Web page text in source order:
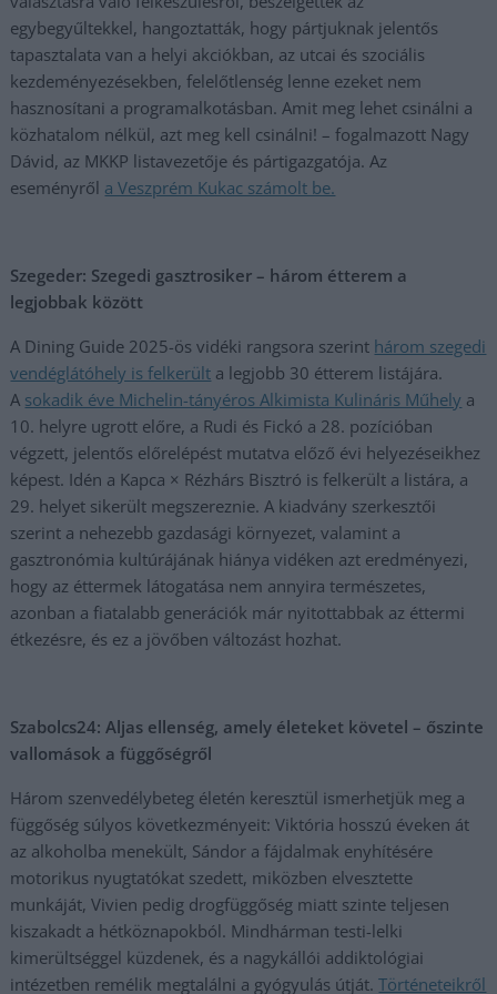
egybegyűltekkel, hangoztatták, hogy pártjuknak jelentős
tapasztalata van a helyi akciókban, az utcai és szociális
kezdeményezésekben, felelőtlenség lenne ezeket nem
hasznosítani a programalkotásban. Amit meg lehet csinálni a
közhatalom nélkül, azt meg kell csinálni! – fogalmazott Nagy
Dávid, az MKKP listavezetője és pártigazgatója. Az
eseményről a Veszprém Kukac számolt be.
Szegeder: Szegedi gasztrosiker – három étterem a
legjobbak között
A Dining Guide 2025-ös vidéki rangsora szerint három szegedi
vendéglátóhely is felkerült a legjobb 30 étterem listájára.
A sokadik éve Michelin-tányéros Alkimista Kulináris Műhely a
10. helyre ugrott előre, a Rudi és Fickó a 28. pozícióban
végzett, jelentős előrelépést mutatva előző évi helyezéseikhez
képest. Idén a Kapca × Rézhárs Bisztró is felkerült a listára, a
29. helyet sikerült megszereznie. A kiadvány szerkesztői
szerint a nehezebb gazdasági környezet, valamint a
gasztronómia kultúrájának hiánya vidéken azt eredményezi,
hogy az éttermek látogatása nem annyira természetes,
azonban a fiatalabb generációk már nyitottabbak az éttermi
étkezésre, és ez a jövőben változást hozhat.
Szabolcs24: Aljas ellenség, amely életeket követel – őszinte
vallomások a függőségről
Három szenvedélybeteg életén keresztül ismerhetjük meg a
függőség súlyos következményeit: Viktória hosszú éveken át
az alkoholba menekült, Sándor a fájdalmak enyhítésére
motorikus nyugtatókat szedett, miközben elvesztette
munkáját, Vivien pedig drogfüggőség miatt szinte teljesen
kiszakadt a hétköznapokból. Mindhárman testi-lelki
kimerültséggel küzdenek, és a nagykállói addiktológiai
intézetben remélik megtalálni a gyógyulás útját.Történeteikről